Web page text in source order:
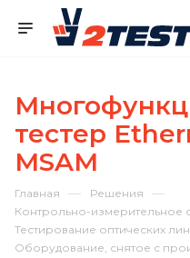
тестер
MSAM
Главная — Решения —
Контрольно-измерительное
Тестирование оптических
Оборудование, снятое с